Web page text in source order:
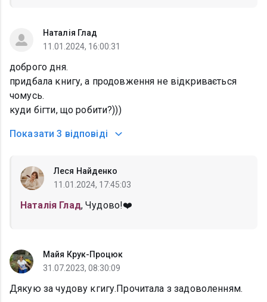
Наталія Глад
11.01.2024, 16:00:31
доброго дня.
придбала книгу, а продовження не відкривається
чомусь.
куди бігти, що робити?)))
Показати 3 відповіді
Леся Найденко
11.01.2024, 17:45:03
Наталія Глад, Чудово!❤️
Майя Крук-Процюк
31.07.2023, 08:30:09
Дякую за чудову кгигу.Прочитала з задоволенням.